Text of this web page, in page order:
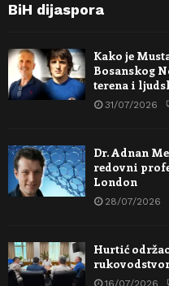
BiH dijaspora
Kako je
Bosanskog
terena i
31/07/2026
Dr. Adnan
redovni
London
28/07/2026
Hurtić
16/07/2026